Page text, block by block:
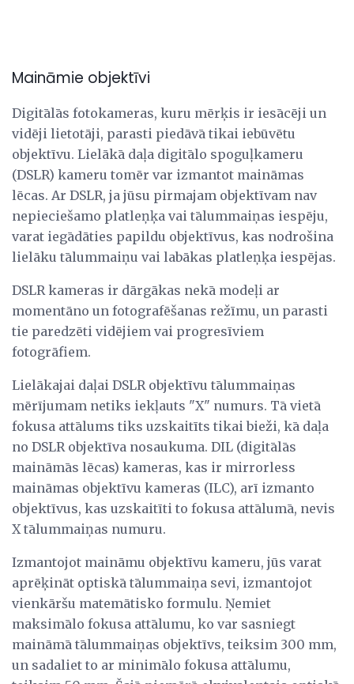
Maināmie objektīvi
Digitālās fotokameras, kuru mērķis ir iesācēji un
vidēji lietotāji, parasti piedāvā tikai iebūvētu
objektīvu. Lielākā daļa digitālo spoguļkameru
(DSLR) kameru tomēr var izmantot maināmas
lēcas. Ar DSLR, ja jūsu pirmajam objektīvam nav
nepieciešamo platleņķa vai tālummaiņas iespēju,
varat iegādāties papildu objektīvus, kas nodrošina
lielāku tālummaiņu vai labākas platleņķa iespējas.
DSLR kameras ir dārgākas nekā modeļi ar
momentāno un fotografēšanas režīmu, un parasti
tie paredzēti vidējiem vai progresīviem
fotogrāfiem.
Lielākajai daļai DSLR objektīvu tālummaiņas
mērījumam netiks iekļauts "X" numurs. Tā vietā
fokusa attālums tiks uzskaitīts tikai bieži, kā daļa
no DSLR objektīva nosaukuma. DIL (digitālās
maināmās lēcas) kameras, kas ir mirrorless
maināmas objektīvu kameras (ILC), arī izmanto
objektīvus, kas uzskaitīti to fokusa attālumā, nevis
X tālummaiņas numuru.
Izmantojot maināmu objektīvu kameru, jūs varat
aprēķināt optiskā tālummaiņa sevi, izmantojot
vienkāršu matemātisko formulu. Ņemiet
maksimālo fokusa attālumu, ko var sasniegt
maināmā tālummaiņas objektīvs, teiksim 300 mm,
un sadaliet to ar minimālo fokusa attālumu,